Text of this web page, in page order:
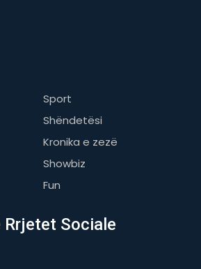
Sport
Shëndetësi
Kronika e zezë
Showbiz
Fun
Rrjetet Sociale